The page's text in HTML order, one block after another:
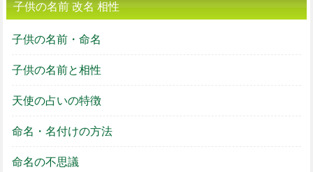
子供の名前 改名 相性
子供の名前・命名
子供の名前と相性
天使の占いの特徴
命名・名付けの方法
命名の不思議